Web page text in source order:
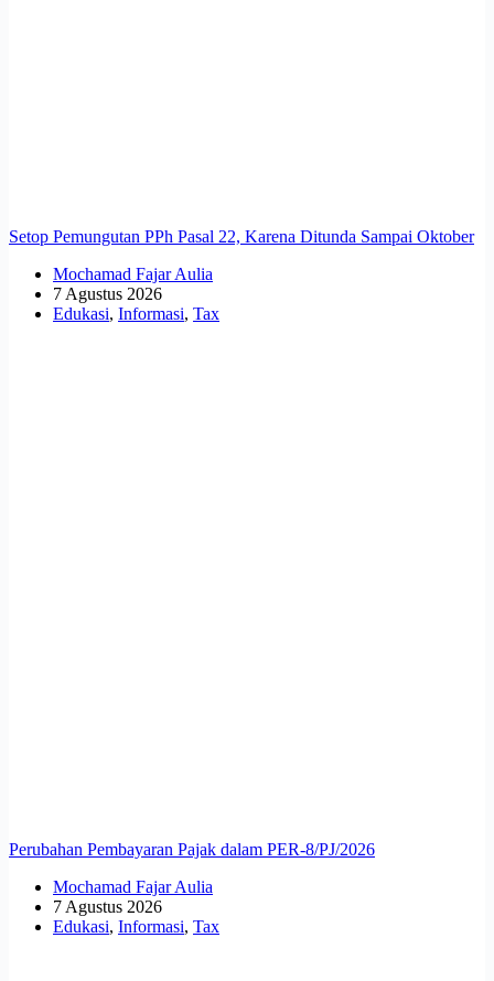
Setop Pemungutan PPh Pasal 22, Karena Ditunda Sampai Oktober
Mochamad Fajar Aulia
7 Agustus 2026
Edukasi, Informasi, Tax
Perubahan Pembayaran Pajak dalam PER-8/PJ/2026
Mochamad Fajar Aulia
7 Agustus 2026
Edukasi, Informasi, Tax